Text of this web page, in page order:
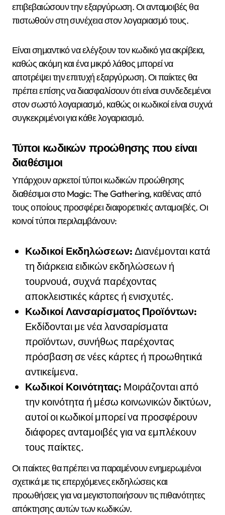
επιβεβαιώσουν την εξαργύρωση. Οι ανταμοιβές θα
πιστωθούν στη συνέχεια στον λογαριασμό τους.
Είναι σημαντικό να ελέγξουν τον κωδικό για ακρίβεια,
καθώς ακόμη και ένα μικρό λάθος μπορεί να
αποτρέψει την επιτυχή εξαργύρωση. Οι παίκτες θα
πρέπει επίσης να διασφαλίσουν ότι είναι συνδεδεμένοι
στον σωστό λογαριασμό, καθώς οι κωδικοί είναι συχνά
συγκεκριμένοι για κάθε λογαριασμό.
Τύποι κωδικών προώθησης που είναι
διαθέσιμοι
Υπάρχουν αρκετοί τύποι κωδικών προώθησης
διαθέσιμοι στο Magic: The Gathering, καθένας από
τους οποίους προσφέρει διαφορετικές ανταμοιβές. Οι
κοινοί τύποι περιλαμβάνουν:
Κωδικοί Εκδηλώσεων: Διανέμονται κατά
τη διάρκεια ειδικών εκδηλώσεων ή
τουρνουά, συχνά παρέχοντας
αποκλειστικές κάρτες ή ενισχυτές.
Κωδικοί Λανσαρίσματος Προϊόντων:
Εκδίδονται με νέα λανσαρίσματα
προϊόντων, συνήθως παρέχοντας
πρόσβαση σε νέες κάρτες ή προωθητικά
αντικείμενα.
Κωδικοί Κοινότητας: Μοιράζονται από
την κοινότητα ή μέσω κοινωνικών δικτύων,
αυτοί οι κωδικοί μπορεί να προσφέρουν
διάφορες ανταμοιβές για να εμπλέκουν
τους παίκτες.
Οι παίκτες θα πρέπει να παραμένουν ενημερωμένοι
σχετικά με τις επερχόμενες εκδηλώσεις και
προωθήσεις για να μεγιστοποιήσουν τις πιθανότητες
απόκτησης αυτών των κωδικών.